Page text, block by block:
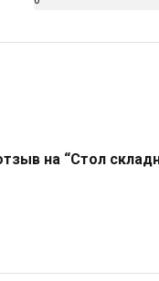
на “Стол